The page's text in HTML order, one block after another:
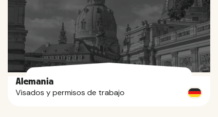
Alemania
Visados y permisos de trabajo